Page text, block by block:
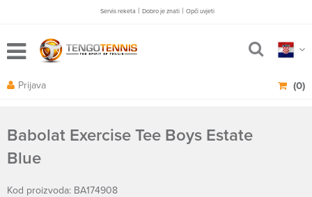
Servis reketa | Dobro je znati | Opči uvjeti
(0)
Prijava
Babolat Exercise Tee Boys Estate
Blue
Kod proizvoda: BA174908